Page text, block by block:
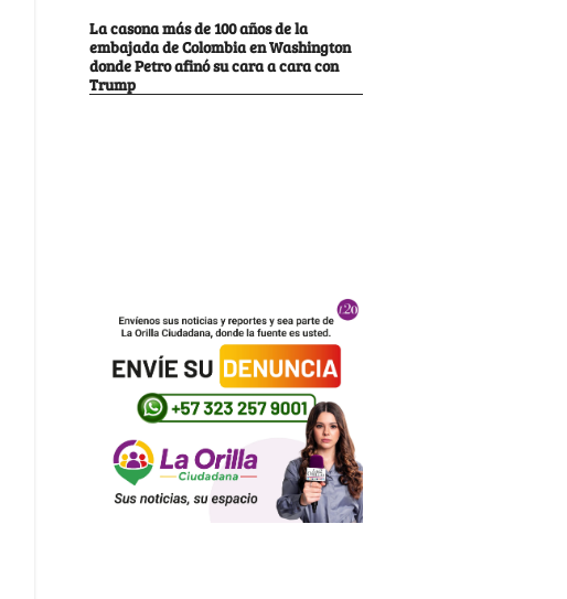
La casona más de 100 años de la
embajada de Colombia en Washington
donde Petro afinó su cara a cara con
Trump